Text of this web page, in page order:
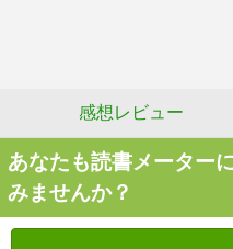
感想レビュー
あなたも読書メーター
みませんか？